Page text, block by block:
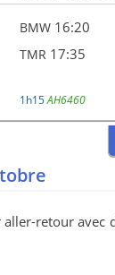
BMW 16:20
TMR 17:35
1h15AH6460
aller-retour avec